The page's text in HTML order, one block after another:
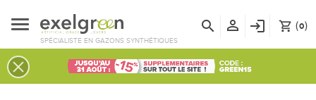
SPÉCIALISTE EN GAZONS SYNTHÉTIQUES
shopping_cart (0)
login
person_outline
search